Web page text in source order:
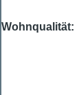
Wohnqualität